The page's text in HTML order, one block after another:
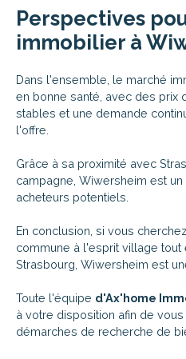
Perspectives
immobilier à
Dans l'ensemble, le marché
en bonne santé, avec des prix
stables et une demande
l'offre.
Grâce à sa proximité avec
campagne, Wiwersheim est
acheteurs potentiels.
En conclusion, si vous
commune à l'esprit village tout
Strasbourg, Wiwersheim est
Toute l'équipe d'Ax'home
à votre disposition afin de
démarches de recherche de